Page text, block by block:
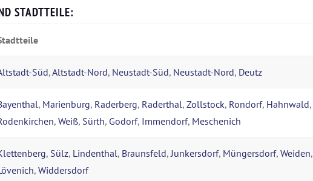
STADTTEILE:
Süd,Altstadt-Nord, Neustadt-Süd, Neustadt-Nord, Deutz
, Marienburg, Raderberg, Raderthal, Zollstock, Rondorf, Hahnwald,
, Weiß, Sürth, Godorf, Immendorf, Meschenich
, Sülz, Lindenthal, Braunsfeld,Junkersdorf, Müngersdorf, Weiden,
, Widdersdorf